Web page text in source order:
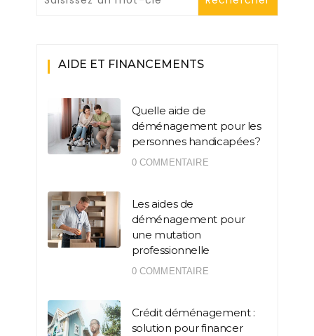
AIDE ET FINANCEMENTS
Quelle aide de
déménagement pour les
personnes handicapées ?
0 COMMENTAIRE
Les aides de
déménagement pour
une mutation
professionnelle
0 COMMENTAIRE
Crédit déménagement :
solution pour financer